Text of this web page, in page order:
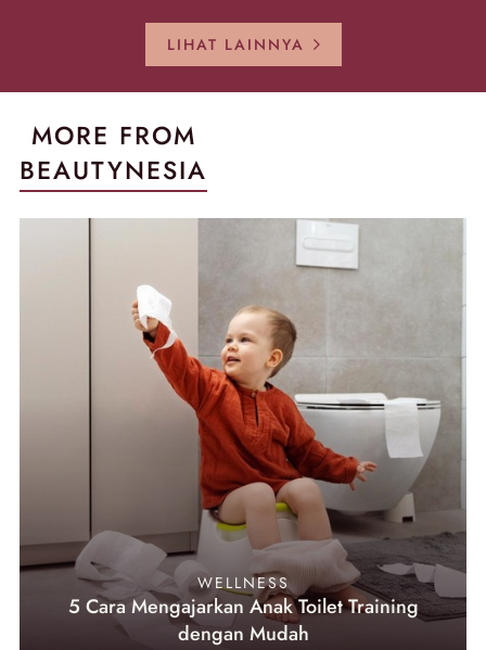
LIHAT LAINNYA
MORE FROM
BEAUTYNESIA
WELLNESS
5 Cara Mengajarkan Anak Toilet Training
dengan Mudah